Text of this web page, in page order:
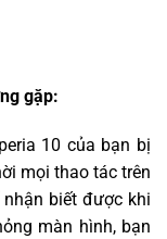
gặp:
10 của bạn bị
mọi thao tác trên
biết được khi
màn hình, bạn